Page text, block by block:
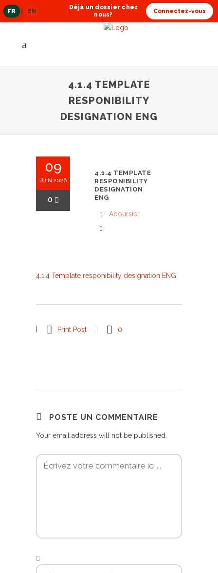
FRlangue
actuelle
EN
Déjà un dossier chez
nous?
Connectez-vous
4.1.4 TEMPLATE
RESPONIBILITY
DESIGNATION ENG
09
JUIN 2026
0
4.1.4 TEMPLATE
RESPONIBILITY
DESIGNATION
ENG
Aboursier
4.1.4 Template responibility designation ENG
Print Post 0
POSTE UN COMMENTAIRE
Your email address will not be published.